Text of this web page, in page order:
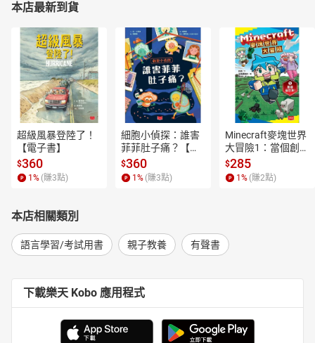
本店最新到貨
超級風暴登陸了！
【電子書】
$360
1% (賺3點)
細胞小偵探：誰害
菲菲肚子痛？【電
子書】
$360
1% (賺3點)
Minecraft麥塊世界
大冒險1：當個創世
神！【電子書】
$285
1% (賺2點)
本店相關類別
語言學習/考試用書 親子教養 有聲書
下載樂天 Kobo 應用程式